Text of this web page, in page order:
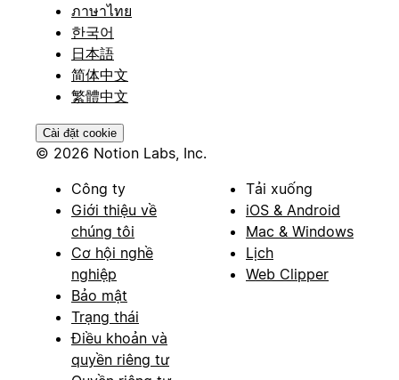
ภาษาไทย
한국어
日本語
简体中文
繁體中文
Cài đặt cookie
© 2026 Notion Labs, Inc.
Công ty
Giới thiệu về
chúng tôi
Cơ hội nghề
nghiệp
Bảo mật
Trạng thái
Điều khoản và
quyền riêng tư
Tải xuống
iOS & Android
Mac & Windows
Lịch
Web Clipper